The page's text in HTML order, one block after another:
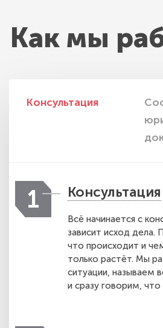
Как мы
Консультация
1 Консультация
Всё начинается с
зависит исход дела.
что происходит и
только растёт. Мы
ситуации, называем
и сразу говорим,